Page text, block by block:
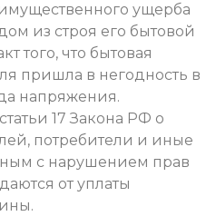
ущерба
из строя его бытовой
того, что бытовая
пришла в негодность в
напряжения.
17 Закона РФ о
потребители и иные
с нарушением прав
от уплаты